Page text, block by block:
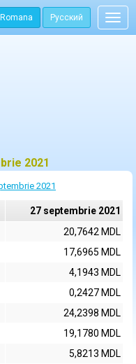
Romana Русский
2021
2021
27 septembrie 2021
20,7642 MDL
17,6965 MDL
4,1943 MDL
0,2427 MDL
24,2398 MDL
19,1780 MDL
5,8213 MDL